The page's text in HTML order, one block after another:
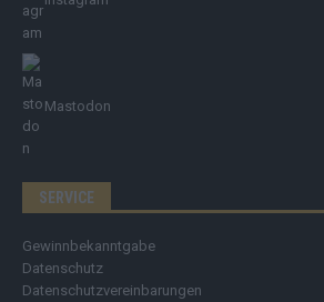
Mastodon
SERVICE
Gewinnbekanntgabe
Datenschutz
Datenschutzvereinbarungen